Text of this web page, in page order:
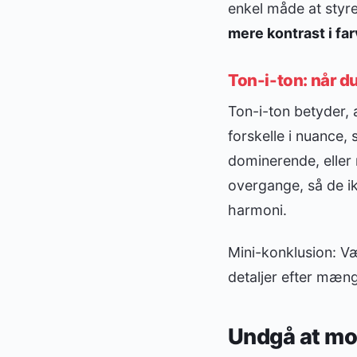
enkel måde at
mere kontrast i
Ton-i-ton: når
Ton-i-ton betyder,
forskelle i nuance,
dominerende,
overgange, så de
harmoni.
Mini-konklusion:
detaljer efter
Undgå at